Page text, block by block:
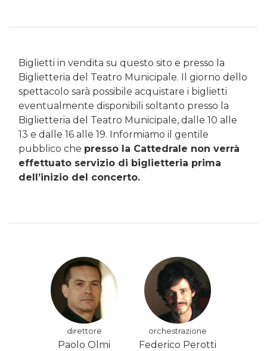
Biglietti in vendita su questo sito e presso la
Biglietteria del Teatro Municipale. Il giorno dello
spettacolo sarà possibile acquistare i biglietti
eventualmente disponibili soltanto presso la
Biglietteria del Teatro Municipale, dalle 10 alle
13 e dalle 16 alle 19. Informiamo il gentile
pubblico che presso la Cattedrale non verrà
effettuato servizio di biglietteria prima
dell’inizio del concerto.
direttore
Paolo Olmi
orchestrazione
Federico Perotti